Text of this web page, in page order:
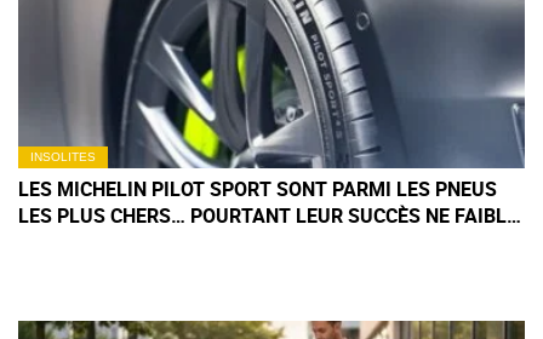
INSOLITES
LES MICHELIN PILOT SPORT SONT PARMI LES PNEUS
LES PLUS CHERS… POURTANT LEUR SUCCÈS NE FAIBLIT